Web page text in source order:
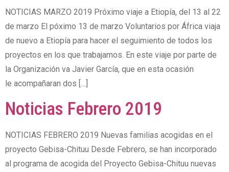
NOTICIAS MARZO 2019 Próximo viaje a Etiopía, del 13 al 22
de marzo El póximo 13 de marzo Voluntarios por África viaja
de nuevo a Etiopía para hacer el seguimiento de todos los
proyectos en los que trabajamos. En este viaje por parte de
la Organización va Javier García, que en esta ocasión
le acompañaran dos […]
Noticias Febrero 2019
NOTICIAS FEBRERO 2019 Nuevas familias acogidas en el
proyecto Gebisa-Chituu Desde Febrero, se han incorporado
al programa de acogida del Proyecto Gebisa-Chituu nuevas